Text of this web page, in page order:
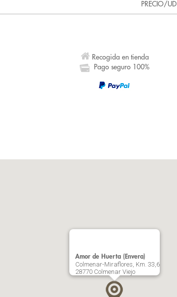
PRECIO/UD
Recogida en tienda
Pago seguro 100%
Amor de Huerta (Envera)
Colmenar-Miraflores, Km. 33,6
28770 Colmenar Viejo